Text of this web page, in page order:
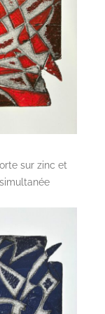
sur zinc et